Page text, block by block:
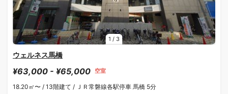
1 / 3
ウェルネス馬橋
¥63,000 - ¥65,000 空室
18.20㎡〜 / 13階建て / ＪＲ常磐線各駅停車 馬橋 5分